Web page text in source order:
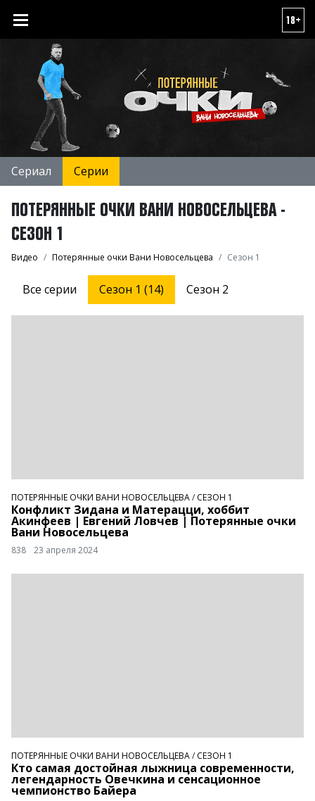
18+
Сериал Серии
ПОТЕРЯННЫЕ ОЧКИ ВАНИ НОВОСЕЛЬЦЕВА -
СЕЗОН 1
Видео Потерянные очки Вани Новосельцева Сезон 1
Все серии Сезон 1 (14) Сезон 2
ПОТЕРЯННЫЕ ОЧКИ ВАНИ НОВОСЕЛЬЦЕВА/ СЕЗОН 1
Конфликт Зидана и Матерацци, хоббит
Акинфеев | Евгений Ловчев | Потерянные очки
Вани Новосельцева
838 23 апреля 2024
ПОТЕРЯННЫЕ ОЧКИ ВАНИ НОВОСЕЛЬЦЕВА/ СЕЗОН 1
Кто самая достойная лыжница современности,
легендарность Овечкина и сенсационное
чемпионство Байера